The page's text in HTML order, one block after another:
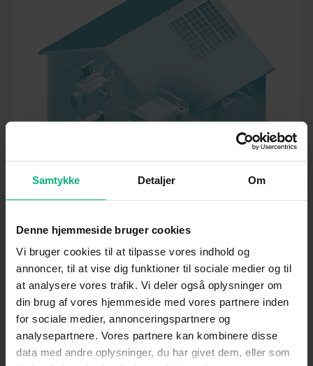
Samtykke Detaljer Om
Denne hjemmeside bruger cookies
Vi bruger cookies til at tilpasse vores indhold og
annoncer, til at vise dig funktioner til sociale medier og til
at analysere vores trafik. Vi deler også oplysninger om
din brug af vores hjemmeside med vores partnere inden
for sociale medier, annonceringspartnere og
analysepartnere. Vores partnere kan kombinere disse
data med andre oplysninger, du har givet dem, eller som
Hvad er et mesh-netværk – og
hvorfor er det smartere end